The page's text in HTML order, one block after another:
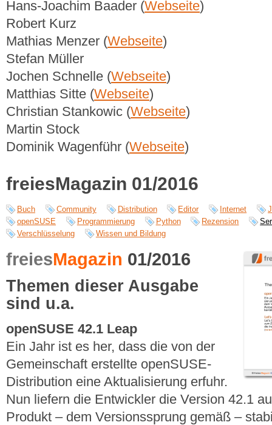
Hans-Joachim Baader (Webseite)
Robert Kurz
Mathias Menzer (Webseite)
Stefan Müller
Jochen Schnelle (Webseite)
Matthias Sitte (Webseite)
Christian Stankowic (Webseite)
Martin Stock
Dominik Wagenführ (Webseite)
freiesMagazin 01/2016
Buch Community Distribution Editor Internet
openSUSE
Programmierung Python Rezension
Verschlüsselung
Wissen und Bildung
freiesMagazin 01/2016
Themen dieser Ausgabe
sind u.a.
openSUSE 42.1 Leap
Ein Jahr ist es her, dass die von der
Gemeinschaft erstellte openSUSE-
Distribution eine Aktualisierung erfuhr.
Nun liefern die Entwickler die Version 42.1
Produkt – dem Versionssprung gemäß –